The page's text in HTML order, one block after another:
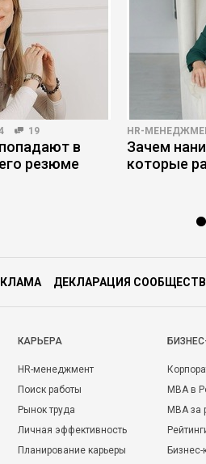
19
в
резюме
HR-
Зачем
которые
ДЕКЛАРАЦИЯ
КАРЬЕРА
HR-менеджмент
Поиск работы
Рынок труда
Личная эффективность
Планирование карьеры
MBA в
MBA
Бизнес-